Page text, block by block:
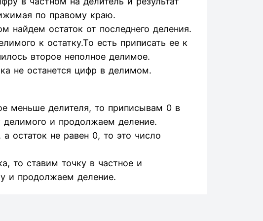
по правому краю.
найдем остаток от последнего деления.
к остатку.То есть приписать ее к
второе неполное делимое.
не останется цифр в делимом.
меньше делителя, то приписывам 0 в
и продолжаем деление.
остаток не равен 0, то это число
то ставим точку в частное и
и продолжаем деление.